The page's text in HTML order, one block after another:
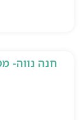
חנה נווה-